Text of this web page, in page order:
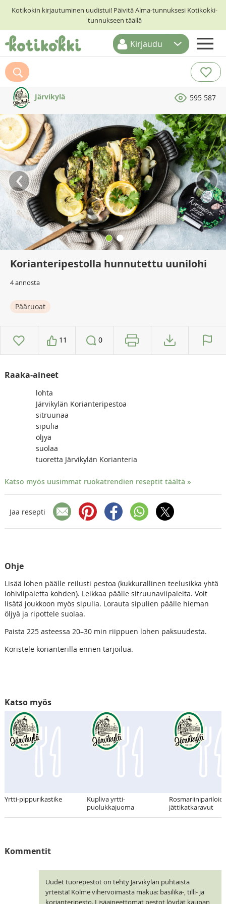
Kotikokin kirjautuminen uudistui! Päivitä Alma-tunnuksesi Kotikokki-
tunnukseen täällä
ETUSIVU
RESEPTIHAKU
RUOKATEEMAT
KESKUSTELUT
KOTIKOKIT
Kirjaudu
Järvikylä 595 587
‹ ›
Korianteripestolla hunnutettu uunilohi
4 annosta
Pääruoat
11 0
Raaka-aineet
lohta
Järvikylän Korianteripestoa
sitruunaa
sipulia
öljyä
suolaa
tuoretta Järvikylän Korianteria
Katso myös uusimmat ruokatrendien reseptit täältä »
Jaa resepti
Ohje
Lisää lohen päälle reilusti pestoa (kukkurallinen teelusikka yhtä
lohiviipaletta kohden). Leikkaa päälle sitruunaviipaleita. Voit
lisätä joukkoon myös sipulia. Lorauta sipulien päälle hieman
öljyä ja ripottele suolaa.
Paista 225 asteessa 20–30 min riippuen lohen paksuudesta.
Koristele korianterilla ennen tarjoilua.
Katso myös
Yrtti-pippurikastike
Kupliva yrtti-
puolukkajuoma
jättikatkaravut
Kommentit
Uudet tuorepestot on tehty Järvikylän puhtaista
yrteistä! Kolme vihervoimasta makua: basilika-, tilli- ja
korianteripesto. Lisäaineettomat pestot löydät kaupan